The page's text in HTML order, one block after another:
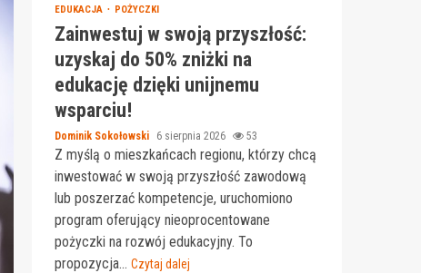
EDUKACJA POŻYCZKI
Zainwestuj w swoją przyszłość:
uzyskaj do 50% zniżki na
edukację dzięki unijnemu
wsparciu!
Dominik Sokołowski 6 sierpnia 2026 53
Z myślą o mieszkańcach regionu, którzy chcą
inwestować w swoją przyszłość zawodową
lub poszerzać kompetencje, uruchomiono
program oferujący nieoprocentowane
pożyczki na rozwój edukacyjny. To
propozycja... Czytaj dalej